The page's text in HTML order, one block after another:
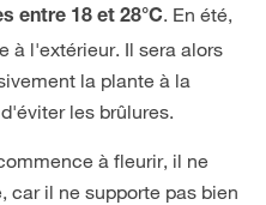
entre 18 et 28°C. En été,
à l'extérieur. Il sera alors
la plante à la
les brûlures.
à fleurir, il ne
car il ne supporte pas bien